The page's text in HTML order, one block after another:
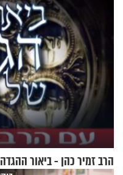
הרב זמיר כהן - ביאור